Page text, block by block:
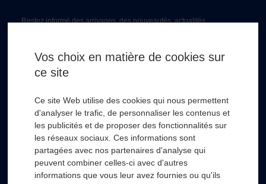
Restez informé des arrivages, des nouveautés, actualités...
RSL HYDRO +
Vos choix en matière de cookies sur
ce site
Ce site Web utilise des cookies qui nous permettent
d'analyser le trafic, de personnaliser les contenus et
les publicités et de proposer des fonctionnalités sur
les réseaux sociaux. Ces informations sont
partagées avec nos partenaires d'analyse qui
peuvent combiner celles-ci avec d'autres
informations que vous leur avez fournies ou qu'ils